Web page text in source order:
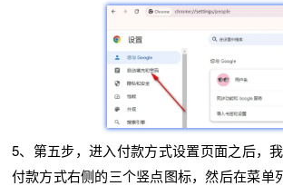
5、第五步，进入付款方式设置页面之后，
付款方式右侧的三个竖点图标，然后在菜单